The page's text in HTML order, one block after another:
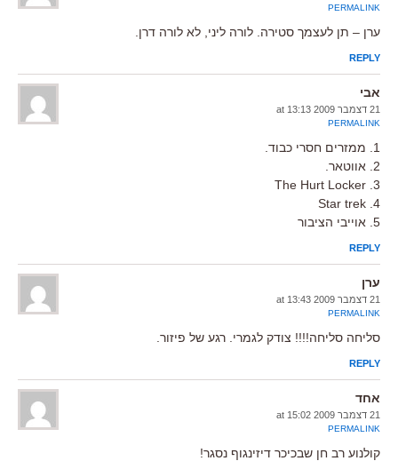
PERMALINK
ערן – תן לעצמך סטירה. לורה ליני, לא לורה דרן.
REPLY
אבי
21 דצמבר 2009 at 13:13
PERMALINK
1. ממזרים חסרי כבוד.
2. אווטאר.
3. The Hurt Locker
4. Star trek
5. אוייבי הציבור
REPLY
ערן
21 דצמבר 2009 at 13:43
PERMALINK
סליחה סליחה!!!! צודק לגמרי. רגע של פיזור.
REPLY
אחד
21 דצמבר 2009 at 15:02
PERMALINK
קולנוע רב חן שבכיכר דיזינגוף נסגר!